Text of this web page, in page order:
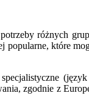
różnych
popularne, które
(język
zgodnie z